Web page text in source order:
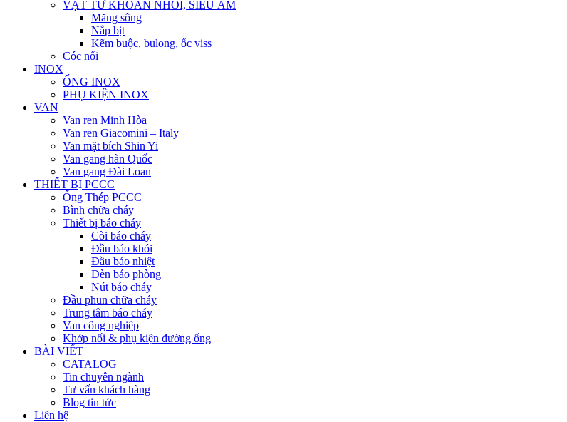
VẬT TƯ KHOAN NHỒI, SIÊU ÂM
Măng sông
Nắp bịt
Kẽm buộc, bulong, ốc viss
Cóc nối
INOX
ỐNG INOX
PHỤ KIỆN INOX
VAN
Van ren Minh Hòa
Van ren Giacomini – Italy
Van mặt bích Shin Yi
Van gang hàn Quốc
Van gang Đài Loan
THIẾT BỊ PCCC
Ống Thép PCCC
Bình chữa cháy
Thiết bị báo cháy
Còi báo cháy
Đầu báo khói
Đầu báo nhiệt
Đèn báo phòng
Nút báo cháy
Đầu phun chữa cháy
Trung tâm báo cháy
Van công nghiệp
Khớp nối & phụ kiện đường ống
BÀI VIẾT
CATALOG
Tin chuyên ngành
Tư vấn khách hàng
Blog tin tức
Liên hệ